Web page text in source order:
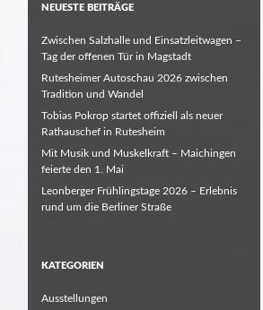
NEUESTE BEITRÄGE
Zwischen Salzhalle und Einsatzleitwagen –
Tag der offenen Tür in Magstadt
Rutesheimer Autoschau 2026 zwischen
Tradition und Wandel
Tobias Pokrop startet offiziell als neuer
Rathauschef in Rutesheim
Mit Musik und Muskelkraft – Maichingen
feierte den 1. Mai
Leonberger Frühlingstage 2026 – Erlebnis
rund um die Berliner Straße
KATEGORIEN
Ausstellungen